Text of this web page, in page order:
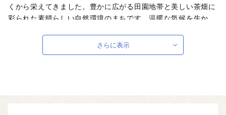
くから栄えてきました。豊かに広がる田園地帯と美しい茶畑に
彩られた素晴らしい自然環境のまちです。温暖な気候を生か
豊かな緑茶の産地としても有名です。豊かな自然と古い歴史に
恵まれた袋井市。「活力と創造で 未来を先取る 日本一健康文
外部サイトへ遷移します。
さらに表示